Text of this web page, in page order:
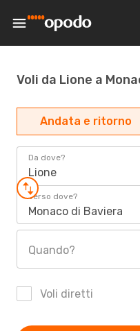
Voli da Lione a
Andata e ritorno
Da dove?
Lione
Verso dove?
Monaco di Baviera
Quando?
Voli diretti